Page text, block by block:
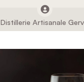
Distillerie Artisanale